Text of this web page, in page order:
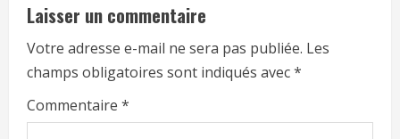
Laisser un commentaire
Votre adresse e-mail ne sera pas publiée. Les
champs obligatoires sont indiqués avec*
Commentaire *